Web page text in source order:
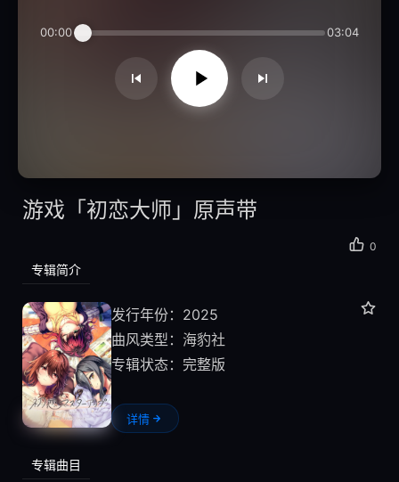
00:00 03:04
游戏「初恋大师」原声带
0
专辑简介
发行年份：2025
曲风类型： 海豹社
专辑状态：完整版
详情
专辑曲目